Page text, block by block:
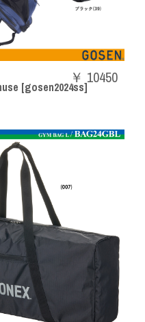
[gosen2024ss]
￥ 10450